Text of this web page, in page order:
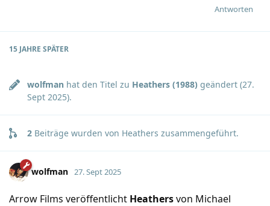
Antworten
15 JAHRE SPÄTER
wolfman hat den Titel zu Heathers (1988) geändert (27.
Sept 2025).
2 Beiträge wurden von Heathers zusammengeführt.
wolfman 27. Sept 2025
Arrow Films veröffentlicht Heathersvon Michael